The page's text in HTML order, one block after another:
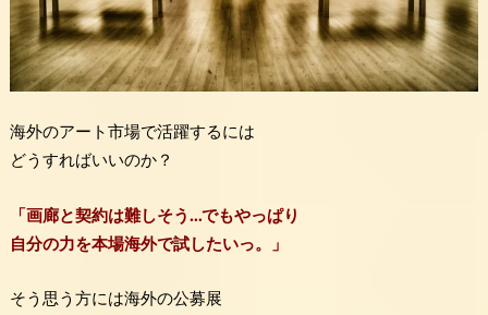
海外のアート市場で活躍するには
どうすればいいのか？
「画廊と契約は難しそう…でもやっぱり
自分の力を本場海外で試したいっ。」
そう思う方には海外の公募展